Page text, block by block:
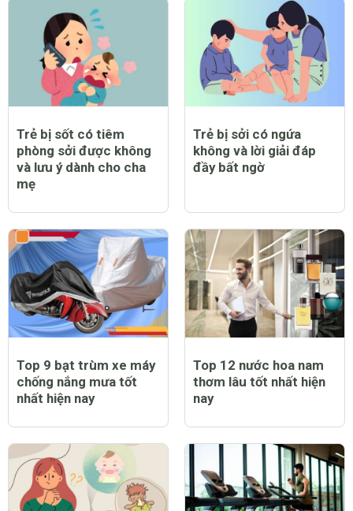
Trẻ bị sốt có tiêm
phòng sởi được không
và lưu ý dành cho cha
mẹ
Trẻ bị sởi có ngứa
không và lời giải đáp
đầy bất ngờ
Top 9 bạt trùm xe máy
chống nắng mưa tốt
nhất hiện nay
Top 12 nước hoa nam
thơm lâu tốt nhất hiện
nay